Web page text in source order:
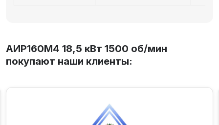
АИР160М4 18,5 кВт 1500 об/мин
покупают наши клиенты: